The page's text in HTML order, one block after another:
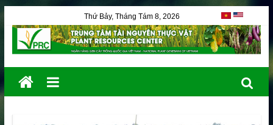
Thứ Bảy, Tháng Tám 8, 2026